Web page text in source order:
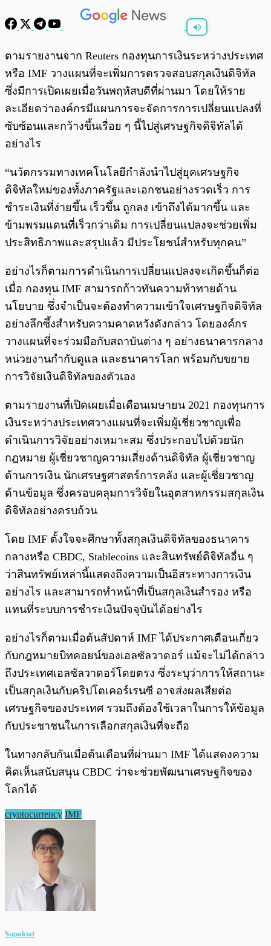
0:00
ตามรายงานจาก Reuters กองทุนการเงินระหว่างประเทศ
หรือ IMF วางแผนที่จะเพิ่มการตรวจสอบสกุลเงินดิจิทัล
ซึ่งมีการเปิดเผยเมื่อวันพฤหัสบดีที่ผ่านมา โดยให้ราย
ละเอียดว่าองค์กรมีแผนการจะจัดการการเปลี่ยนแปลงที่
ซับซ้อนและกว้างขึ้นเรื่อย ๆ นี้ไปสู่เศรษฐกิจดิจิทัลได้
อย่างไร
“นวัตกรรมทางเทคโนโลยีกำลังนำไปสู่ยุคเศรษฐกิจ
ดิจิทัลใหม่ของทั้งภาครัฐและเอกชนอย่างรวดเร็ว การ
ชำระเงินที่ง่ายขึ้น เร็วขึ้น ถูกลง เข้าถึงได้มากขึ้น และ
ข้ามพรมแดนที่เร็วกว่าเดิม การเปลี่ยนแปลงจะช่วยเพิ่ม
ประสิทธิภาพและสรุปแล้ว มีประโยชน์สำหรับทุกคน”
อย่างไรก็ตามการดำเนินการเปลี่ยนแปลงจะเกิดขึ้นก็ต่อ
เมื่อ กองทุน IMF สามารถก้าวทันความท้าทายด้าน
นโยบาย ซึ่งจำเป็นจะต้องทำความเข้าใจเศรษฐกิจดิจิทัล
อย่างลึกซึ้งสำหรับความคาดหวังดังกล่าว โดยองค์กร
วางแผนที่จะร่วมมือกับสถาบันต่าง ๆ อย่างธนาคารกลาง
หน่วยงานกำกับดูแล และธนาคารโลก พร้อมกับขยาย
การวิจัยเงินดิจิทัลของตัวเอง
ตามรายงานที่เปิดเผยเมื่อเดือนเมษายน 2021 กองทุนการ
เงินระหว่างประเทศวางแผนที่จะเพิ่มผู้เชี่ยวชาญเพื่อ
ดำเนินการวิจัยอย่างเหมาะสม ซึ่งประกอบไปด้วยนัก
กฎหมาย ผู้เชี่ยวชาญความเสี่ยงด้านดิจิทัล ผู้เชี่ยวชาญ
ด้านการเงิน นักเศรษฐศาสตร์การคลัง และผู้เชี่ยวชาญ
ด้านข้อมูล ซึ่งครอบคลุมการวิจัยในอุตสาหกรรมสกุลเงิน
ดิจิทัลอย่างครบถ้วน
โดย IMF ตั้งใจจะศึกษาทั้งสกุลเงินดิจิทัลของธนาคาร
กลางหรือ CBDC, Stablecoins และสินทรัพย์ดิจิทัลอื่น ๆ
ว่าสินทรัพย์เหล่านี้แสดงถึงความเป็นอิสระทางการเงิน
อย่างไร และสามารถทำหน้าที่เป็นสกุลเงินสำรอง หรือ
แทนที่ระบบการชำระเงินปัจจุบันได้อย่างไร
อย่างไรก็ตามเมื่อต้นสัปดาห์ IMF ได้ประกาศเตือนเกี่ยว
กับกฎหมายบิทคอยน์ของเอลซัลวาดอร์ แม้จะไม่ได้กล่าว
ถึงประเทศเอลซัลวาดอร์โดยตรง ซึ่งระบุว่าการให้สถานะ
เป็นสกุลเงินกับคริปโตเคอร์เรนซี อาจส่งผลเสียต่อ
เศรษฐกิจของประเทศ รวมถึงต้องใช้เวลาในการให้ข้อมูล
กับประชาชนในการเลือกสกุลเงินที่จะถือ
ในทางกลับกันเมื่อต้นเดือนที่ผ่านมา IMF ได้แสดงความ
คิดเห็นสนับสนุน CBDC ว่าจะช่วยพัฒนาเศรษฐกิจของ
โลกได้
cryptocurrency IMF
Supakiat